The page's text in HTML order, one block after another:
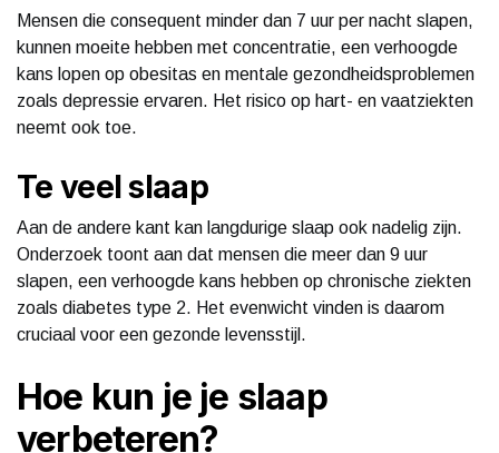
Mensen die consequent minder dan 7 uur per nacht slapen,
kunnen moeite hebben met concentratie, een verhoogde
kans lopen op obesitas en mentale gezondheidsproblemen
zoals depressie ervaren. Het risico op hart- en vaatziekten
neemt ook toe.
Te veel slaap
Aan de andere kant kan langdurige slaap ook nadelig zijn.
Onderzoek toont aan dat mensen die meer dan 9 uur
slapen, een verhoogde kans hebben op chronische ziekten
zoals diabetes type 2. Het evenwicht vinden is daarom
cruciaal voor een gezonde levensstijl.
Hoe kun je je slaap
verbeteren?